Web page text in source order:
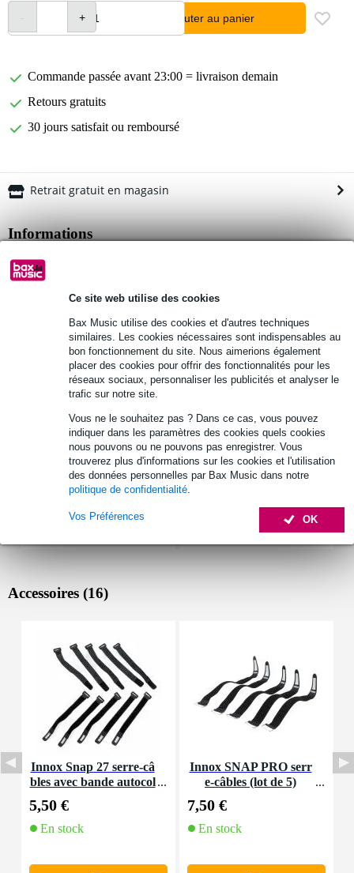
Ce site web utilise des cookies
Bax Music utilise des cookies et d'autres techniques
similaires. Les cookies nécessaires sont indispensables au
bon fonctionnement du site. Nous aimerions également
placer des cookies pour offrir des fonctionnalités pour les
réseaux sociaux, personnaliser les publicités et analyser le
trafic sur notre site.
Vous ne le souhaitez pas ? Dans ce cas, vous pouvez
indiquer dans les paramètres des cookies quels cookies
nous pouvons ou ne pouvons pas enregistrer. Vous
trouverez plus d'informations sur les cookies et l'utilisation
des données personnelles par Bax Music dans notre
politique de confidentialité.
OK
Vos Préférences
Ajouter au panier
Commande passée avant 23:00 = livraison demain
Retours gratuits
30 jours satisfait ou remboursé
Retrait gratuit en magasin
Informations
câble DMX Devine
connecteurs : XLR mâle (3 broches) - XLR femelle (3 broches)
impédance : 110 Ω
Afficher toutes les caractéristiques du produit
Autres variantes (5)
Accessoires (16)
Innox Snap 27 serre-câ
bles avec bande autocol
5,50 €
En stock
Innox SNAP PRO serr
e-câbles (lot de 5)
7,50 €
En stock